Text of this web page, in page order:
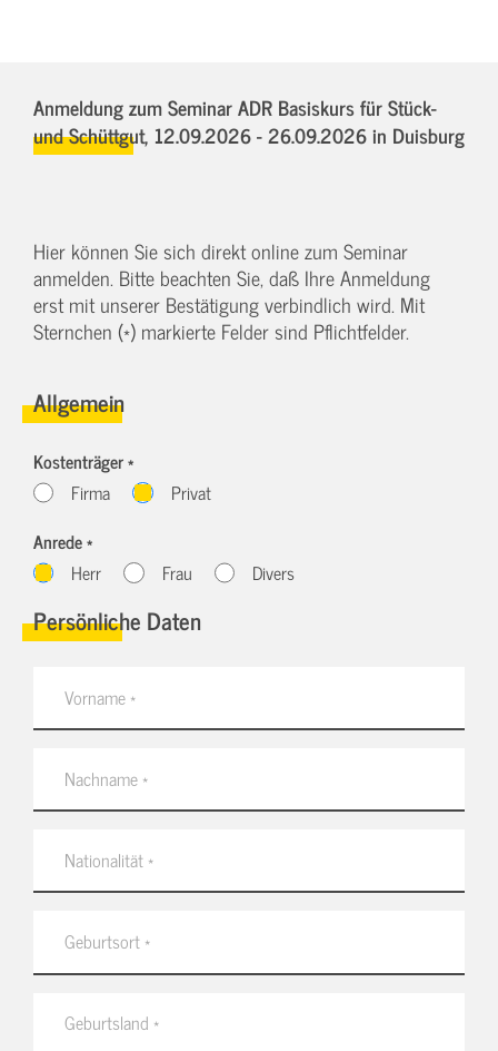
Anmeldung zum Seminar ADR Basiskurs für Stück-
und Schüttgut, 12.09.2026 - 26.09.2026in Duisburg
Hier können Sie sich direkt online zum Seminar
anmelden. Bitte beachten Sie, daß Ihre Anmeldung
erst mit unserer Bestätigung verbindlich wird. Mit
Sternchen (*) markierte Felder sind Pflichtfelder.
Allgemein
Kostenträger *
Firma
Privat
Anrede *
Herr
Frau Divers
Persönliche Daten